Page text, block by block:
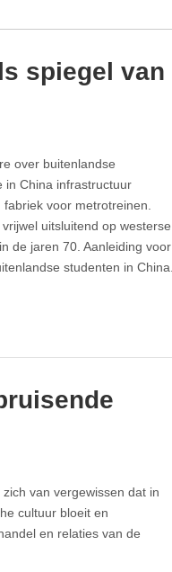
spiegel van
over buitenlandse
in China infrastructuur
voor metrotreinen.
uitsluitend op westerse
de jaren 70. Aanleiding voor
studenten in China.
van vergewissen dat in
cultuur bloeit en
en relaties van de